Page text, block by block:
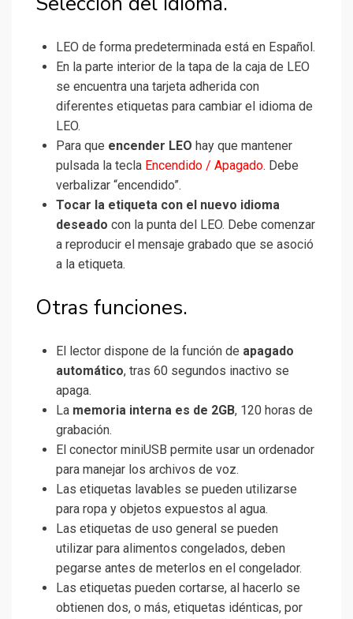
LEO de forma predeterminada está en Español.
En la parte interior de la tapa de la caja de LEO
se encuentra una tarjeta adherida con
diferentes etiquetas para cambiar el idioma de
LEO.
Para que encender LEO hay que mantener
pulsada la tecla Encendido / Apagado. Debe
verbalizar “encendido”.
Tocar la etiqueta con el nuevo idioma
deseado con la punta del LEO. Debe comenzar
a reproducir el mensaje grabado que se asoció
a la etiqueta.
Otras funciones.
El lector dispone de la función de apagado
automático, tras 60 segundos inactivo se
apaga.
La memoria interna es de 2GB, 120 horas de
grabación.
El conector miniUSB permite usar un ordenador
para manejar los archivos de voz.
Las etiquetas lavables se pueden utilizarse
para ropa y objetos expuestos al agua.
Las etiquetas de uso general se pueden
utilizar para alimentos congelados, deben
pegarse antes de meterlos en el congelador.
Las etiquetas pueden cortarse, al hacerlo se
obtienen dos, o más, etiquetas idénticas, por